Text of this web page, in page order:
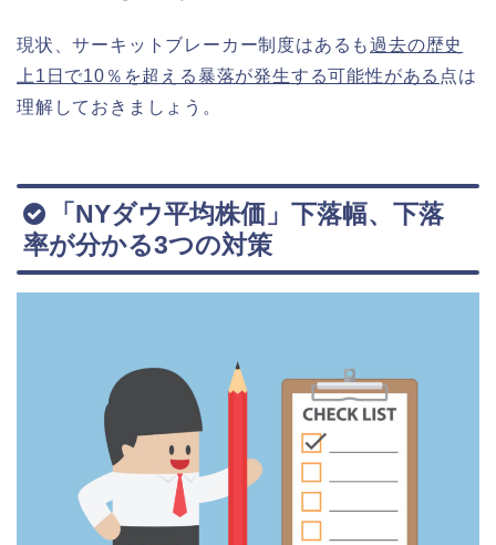
現状、サーキットブレーカー制度はあるも過去の歴史
上1日で10％を超える暴落が発生する可能性がある 点は
理解しておきましょう。
「NYダウ平均株価」下落幅、下落
率が分かる3つの対策